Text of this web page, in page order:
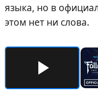
языка, но в
этом нет ни слова.